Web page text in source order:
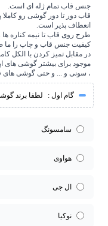
جنس قاب تمام ژله ای است.
قاب دور تا دور گوشی رو
انعطاف پذیر است.
طرح روی قاب تا نیمه کناره ها
کیفیت جنس قاب و چاپ را ما
در مقابل تمیز کردن با الکل
موجود برای بیشتر گوشی های
، سونی و ... و حتی گوشی های
گام اول : لطفا برند
سامسونگ
هواوی
ال جی
نوکیا